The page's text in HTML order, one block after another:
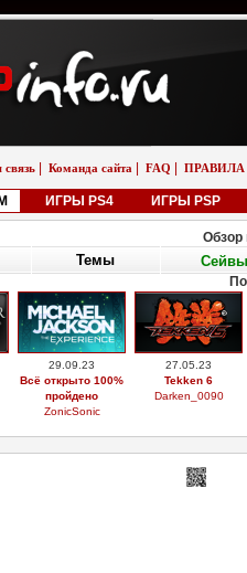
Команда сайта FAQ ПРАВИЛА
ИГРЫ PS4 ИГРЫ PSP
Обзор
Темы Сейвы
29.09.23
Всё открыто 100%
пройдено
ZonicSonic
27.05.23
Tekken 6
Darken_0090